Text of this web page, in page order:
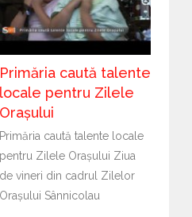
Primăria caută talente
locale pentru Zilele
Orașului
Primăria caută talente locale
pentru Zilele Orașului Ziua
de vineri din cadrul Zilelor
Orașului Sânnicolau